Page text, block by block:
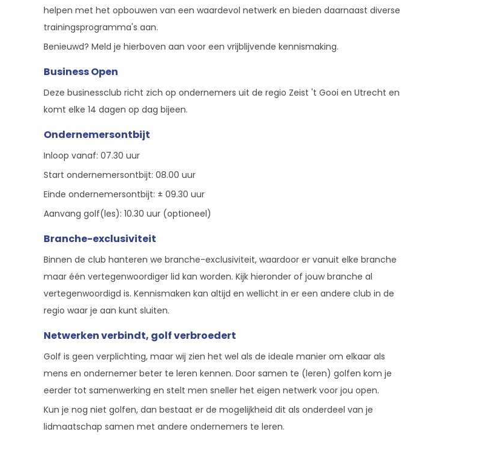
helpen met het opbouwen van een waardevol netwerk en bieden daarnaast diverse
trainingsprogramma's aan.
Benieuwd? Meld je hierboven aan voor een vrijblijvende kennismaking.
Business Open
Deze businessclub richt zich op ondernemers uit de regio Zeist 't Gooi en Utrecht en
komt elke 14 dagen op dag bijeen.
Ondernemersontbijt
Inloop vanaf: 07.30 uur
Start ondernemersontbijt: 08.00 uur
Einde ondernemersontbijt: ± 09.30 uur
Aanvang golf(les): 10.30 uur (optioneel)
Branche-exclusiviteit
Binnen de club hanteren we branche-exclusiviteit, waardoor er vanuit elke branche
maar één vertegenwoordiger lid kan worden. Kijk hieronder of jouw branche al
vertegenwoordigd is. Kennismaken kan altijd en wellicht in er een andere club in de
regio waar je aan kunt sluiten.
Netwerken verbindt, golf verbroedert
Golf is geen verplichting, maar wij zien het wel als de ideale manier om elkaar als
mens en ondernemer beter te leren kennen. Door samen te (leren) golfen kom je
eerder tot samenwerking en stelt men sneller het eigen netwerk voor jou open.
Kun je nog niet golfen, dan bestaat er de mogelijkheid dit als onderdeel van je
lidmaatschap samen met andere ondernemers te leren.